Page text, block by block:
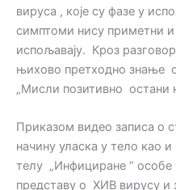
вируса , које су фазе у
симптоми нису приметни
испољавају. Кроз
њихово претходно знање
„Мисли позитивно остани
Приказом видео записа о
начину уласка у тело као
телу „Инфициране “
представу о ХИВ вирусу и